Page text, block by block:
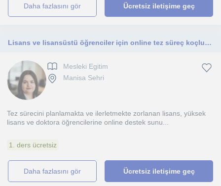
daha fazlasını gör Ücretsiz iletişime geç
Lisans ve lisansüstü öğrenciler için online tez süreç koçluğu
Mesleki Egitim
Manisa Sehri
Tez sürecini planlamakta ve ilerletmekte zorlanan lisans, yüksek
lisans ve doktora öğrencilerine online destek sunu...
1. ders ücretsiz
daha fazlasını gör Ücretsiz iletişime geç